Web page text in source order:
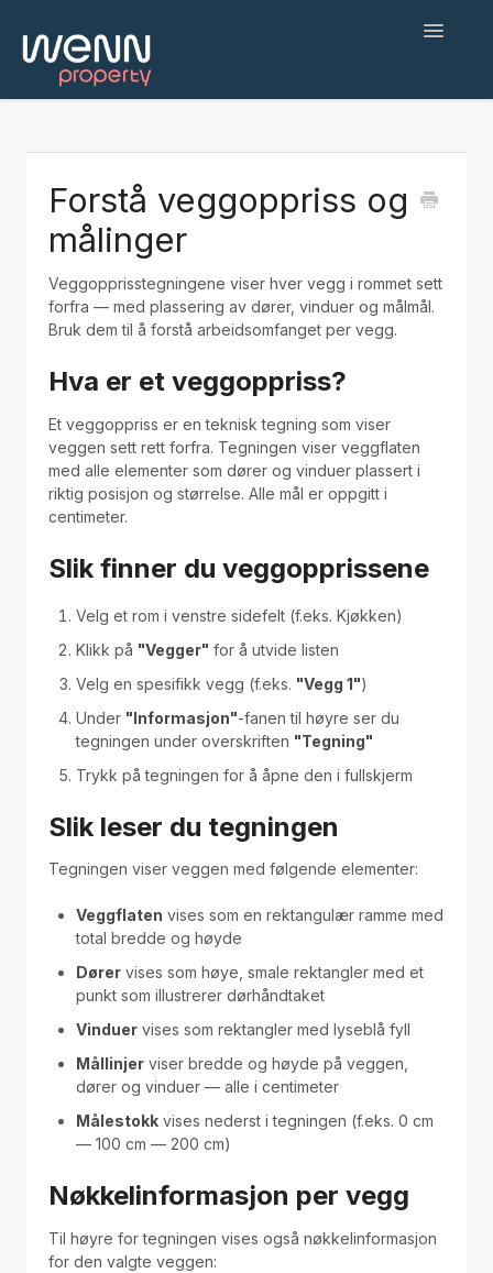
Toggle
Web applikasjon
Befaringsapp
Hjelp og feilsøking
AI-agenter og integrasjoner
English
Polski
Forstå veggoppriss og
målinger
Veggopprisstegningene viser hver vegg i rommet sett
forfra — med plassering av dører, vinduer og målmål.
Bruk dem til å forstå arbeidsomfanget per vegg.
Hva er et veggoppriss?
Et veggoppriss er en teknisk tegning som viser
veggen sett rett forfra. Tegningen viser veggflaten
med alle elementer som dører og vinduer plassert i
riktig posisjon og størrelse. Alle mål er oppgitt i
centimeter.
Slik finner du veggopprissene
Velg et rom i venstre sidefelt (f.eks. Kjøkken)
Klikk på "Vegger" for å utvide listen
Velg en spesifikk vegg (f.eks. "Vegg 1")
Under "Informasjon"-fanen til høyre ser du
tegningen under overskriften "Tegning"
Trykk på tegningen for å åpne den i fullskjerm
Slik leser du tegningen
Tegningen viser veggen med følgende elementer:
Veggflaten vises som en rektangulær ramme med
total bredde og høyde
Dører vises som høye, smale rektangler med et
punkt som illustrerer dørhåndtaket
Vinduer vises som rektangler med lyseblå fyll
Mållinjer viser bredde og høyde på veggen,
dører og vinduer — alle i centimeter
Målestokk vises nederst i tegningen (f.eks. 0 cm
— 100 cm — 200 cm)
Nøkkelinformasjon per vegg
Til høyre for tegningen vises også nøkkelinformasjon
for den valgte veggen: